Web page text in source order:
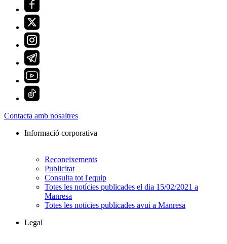
Contacta amb nosaltres
Informació corporativa
Reconeixements
Publicitat
Consulta tot l'equip
Totes les notícies publicades el dia 15/02/2021 a
Manresa
Totes les notícies publicades avui a Manresa
Legal